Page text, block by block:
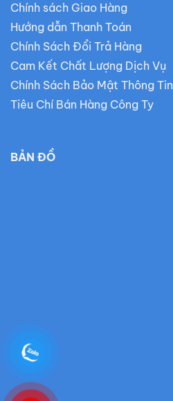
Chính sách Giao Hàng
Hướng dẫn Thanh Toán
Chính Sách Đổi Trả Hàng
Cam Kết Chất Lượng Dịch Vụ
Chính Sách Bảo Mật Thông Tin
Tiêu Chí Bán Hàng Công Ty
BẢN ĐỒ